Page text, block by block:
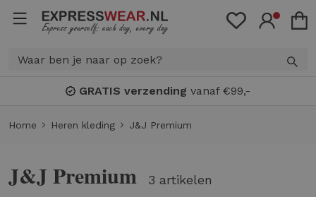
GRATIS verzending vanaf €99,-
Home Heren kleding J&J Premium
J&J Premium 3 artikelen